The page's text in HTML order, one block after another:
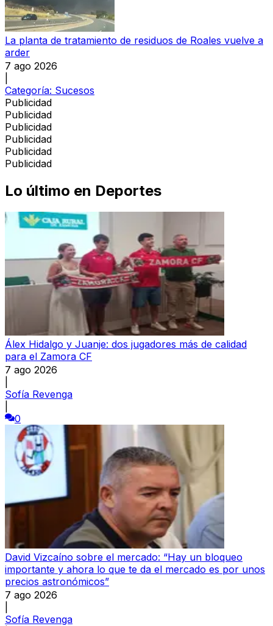
La planta de tratamiento de residuos de Roales vuelve a
arder
7 ago 2026
Categoría: Sucesos
Publicidad
Publicidad
Publicidad
Publicidad
Publicidad
Publicidad
Lo último en Deportes
Álex Hidalgo y Juanje: dos jugadores más de calidad
para el Zamora CF
7 ago 2026
Sofía Revenga
0
David Vizcaíno sobre el mercado: “Hay un bloqueo
importante y ahora lo que te da el mercado es por unos
precios astronómicos”
7 ago 2026
Sofía Revenga